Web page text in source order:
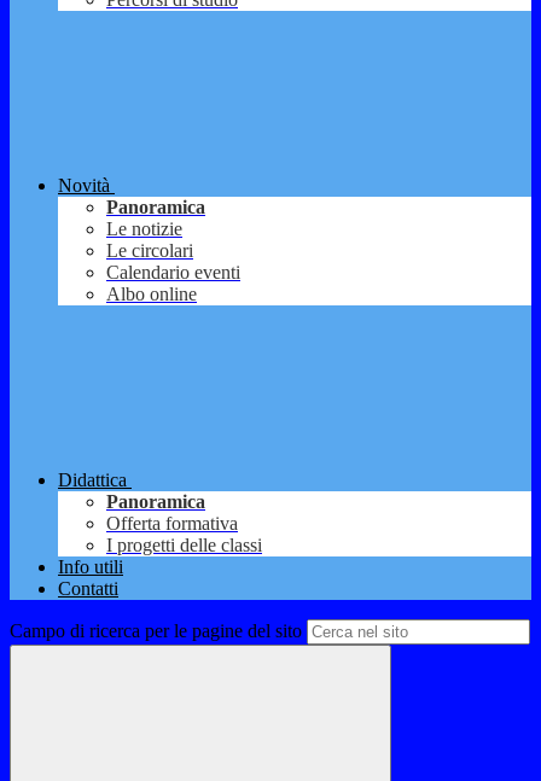
Novità
Panoramica
Le notizie
Le circolari
Calendario eventi
Albo online
Didattica
Panoramica
Offerta formativa
I progetti delle classi
Info utili
Contatti
Campo di ricerca per le pagine del sito